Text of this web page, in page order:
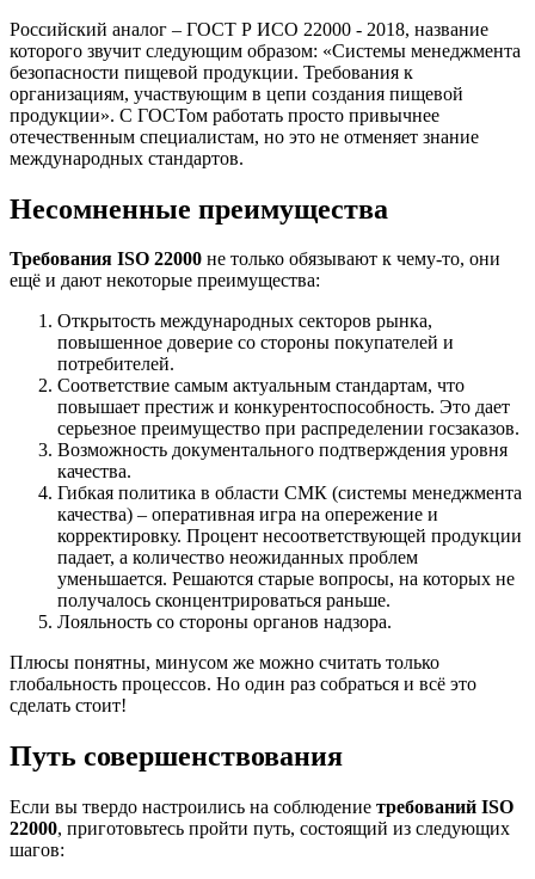
Российский аналог – ГОСТ Р ИСО 22000 - 2018, название
которого звучит следующим образом: «Системы менеджмента
безопасности пищевой продукции. Требования к
организациям, участвующим в цепи создания пищевой
продукции». С ГОСТом работать просто привычнее
отечественным специалистам, но это не отменяет знание
международных стандартов.
Несомненные преимущества
Требования ISO 22000 не только обязывают к чему-то, они
ещё и дают некоторые преимущества:
Открытость международных секторов рынка,
повышенное доверие со стороны покупателей и
потребителей.
Соответствие самым актуальным стандартам, что
повышает престиж и конкурентоспособность. Это дает
серьезное преимущество при распределении госзаказов.
Возможность документального подтверждения уровня
качества.
Гибкая политика в области СМК (системы менеджмента
качества) – оперативная игра на опережение и
корректировку. Процент несоответствующей продукции
падает, а количество неожиданных проблем
уменьшается. Решаются старые вопросы, на которых не
получалось сконцентрироваться раньше.
Лояльность со стороны органов надзора.
Плюсы понятны, минусом же можно считать только
глобальность процессов. Но один раз собраться и всё это
сделать стоит!
Путь совершенствования
Если вы твердо настроились на соблюдение требований ISO
22000, приготовьтесь пройти путь, состоящий из следующих
шагов: